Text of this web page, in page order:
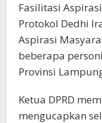
Fasilitasi
Protokol Dedhi
Aspirasi
beberapa
Provinsi
Ketua DPRD
mengucapkan